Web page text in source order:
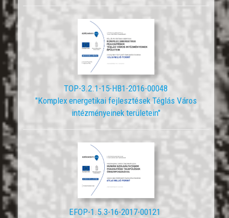
TOP-3.2.1-15-HB1-2016-00048
"Komplex energetikai fejlesztések Téglás Város
intézményeinek területein"
EFOP-1.5.3-16-2017-00121